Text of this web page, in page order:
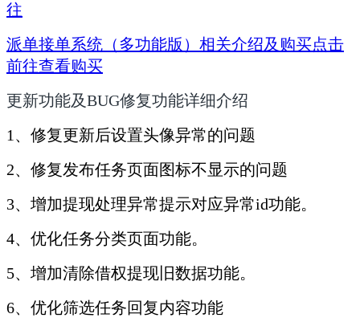
往
派单接单系统（多功能版）相关介绍及购买点击
前往查看购买
更新功能及BUG修复功能详细介绍
1、修复更新后设置头像异常的问题
2、修复发布任务页面图标不显示的问题
3、增加提现处理异常提示对应异常id功能。
4、优化任务分类页面功能。
5、增加清除借权提现旧数据功能。
6、优化筛选任务回复内容功能